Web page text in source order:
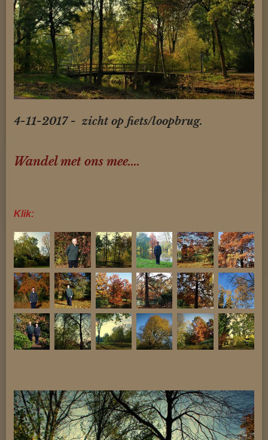
4-11-2017 - zicht op fiets/loopbrug.
Wandel met ons mee....
Klik: